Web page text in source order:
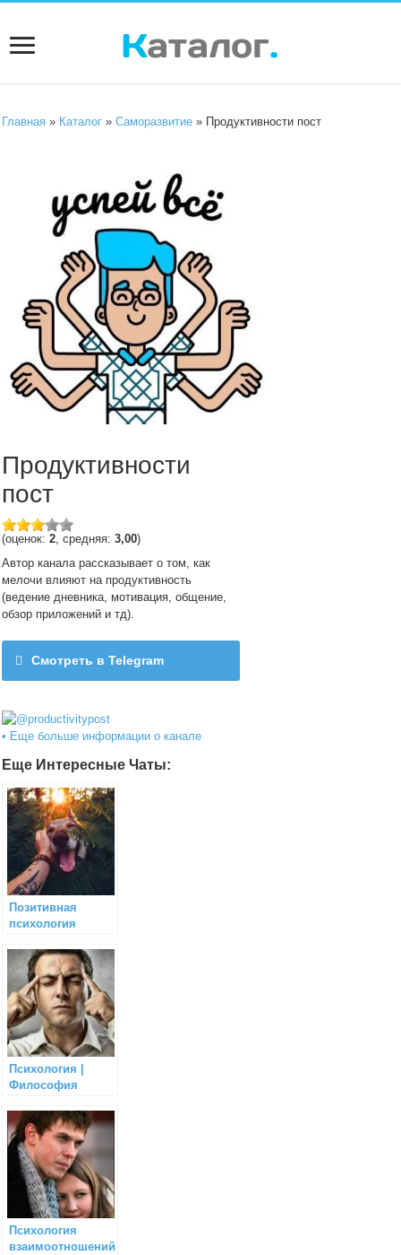
Главная » Каталог »Саморазвитие » Продуктивности пост
Продуктивности
пост
(оценок:2, средняя:3,00)
Автор канала рассказывает о том, как
мелочи влияют на продуктивность
(ведение дневника, мотивация, общение,
обзор приложений и тд).
Смотреть в Telegram
• Еще больше информации о канале
Еще Интересные Чаты:
Позитивная
психология
Психология |
Философия
Психология
взаимоотношений